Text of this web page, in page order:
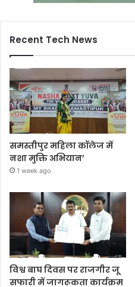
Recent Tech News
समस्तीपुर महिला कॉलेज में
नशा मुक्ति अभियान’
1 week ago
विश्व बाघ दिवस पर राजगीर जू
सफारी में जागरूकता कार्यक्रम